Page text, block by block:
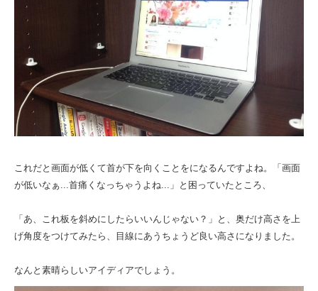
これだと画面が低くて首が下を向くことをになるんですよね。「画面
が低いなぁ...首痛くなっちゃうよね...」と困っていたところ、
「あ、これ板を斜めにしたらいいんじゃない？」と、奥だけ高さを上
げ角度をつけてみたら、目線にあうちょうど良い高さになりました。
なんと素晴らしいアイディアでしょう。